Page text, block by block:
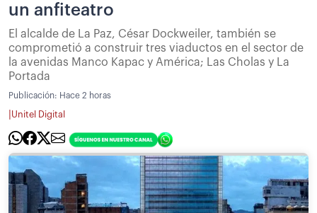
un anfiteatro
El alcalde de La Paz, César Dockweiler, también se
comprometió a construir tres viaductos en el sector de
la avenidas Manco Kapac y América; Las Cholas y La
Portada
Publicación: Hace 2 horas
Unitel Digital